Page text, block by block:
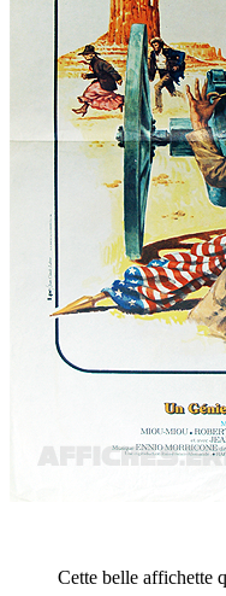
Cette belle affichette